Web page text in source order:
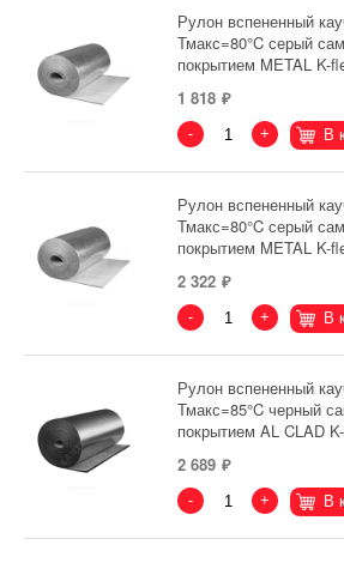
Рулон вспененный
Тмакс=80°C серый
покрытием METAL K-
1 818
- + В
Рулон вспененный
Тмакс=80°C серый
покрытием METAL K-
2 322
- + В
Рулон вспененный
Тмакс=85°C черный
покрытием AL CLAD
2 689
- + В